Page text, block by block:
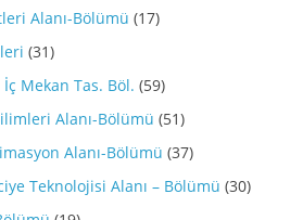
Alanı-Bölümü (17)
(31)
Mekan Tas. Böl. (59)
Alanı-Bölümü (51)
Alanı-Bölümü (37)
Teknolojisi Alanı – Bölümü (30)